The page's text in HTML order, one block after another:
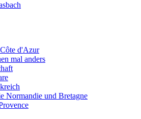
d'Azur
mal anders
Normandie und Bretagne